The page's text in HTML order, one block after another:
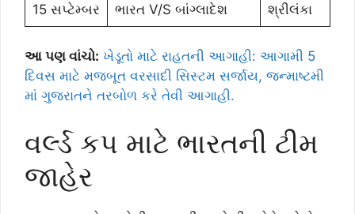
15 સપ્ટેમ્બર ભારત V/S બાંગ્લાદેશ શ્રીલંકા
આ પણ વાંચો: ખેડૂતો માટે રાહતની આગાહી: આગામી 5
દિવસ માટે મજબૂત વરસાદી સિસ્ટમ સર્જાય, જન્માષ્ટમી
માં ગુજરાતને તરબોળ કરે તેવી આગાહી.
વર્લ્ડ કપ માટે ભારતની ટીમ
જાહેર